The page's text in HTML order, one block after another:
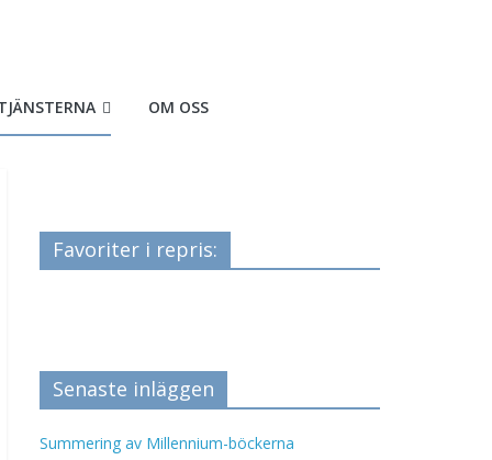
OM OSS
Favoriter i repris:
Senaste inläggen
Summering av Millennium-böckerna